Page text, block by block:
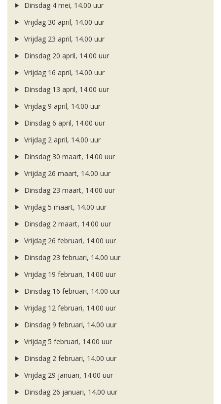
Dinsdag 4 mei, 14.00 uur
Vrijdag 30 april, 14.00 uur
Vrijdag 23 april, 14.00 uur
Dinsdag 20 april, 14.00 uur
Vrijdag 16 april, 14.00 uur
Dinsdag 13 april, 14.00 uur
Vrijdag 9 april, 14.00 uur
Dinsdag 6 april, 14.00 uur
Vrijdag 2 april, 14.00 uur
Dinsdag 30 maart, 14.00 uur
Vrijdag 26 maart, 14.00 uur
Dinsdag 23 maart, 14.00 uur
Vrijdag 5 maart, 14.00 uur
Dinsdag 2 maart, 14.00 uur
Vrijdag 26 februari, 14.00 uur
Dinsdag 23 februari, 14.00 uur
Vrijdag 19 februari, 14.00 uur
Dinsdag 16 februari, 14.00 uur
Vrijdag 12 februari, 14.00 uur
Dinsdag 9 februari, 14.00 uur
Vrijdag 5 februari, 14.00 uur
Dinsdag 2 februari, 14.00 uur
Vrijdag 29 januari, 14.00 uur
Dinsdag 26 januari, 14.00 uur